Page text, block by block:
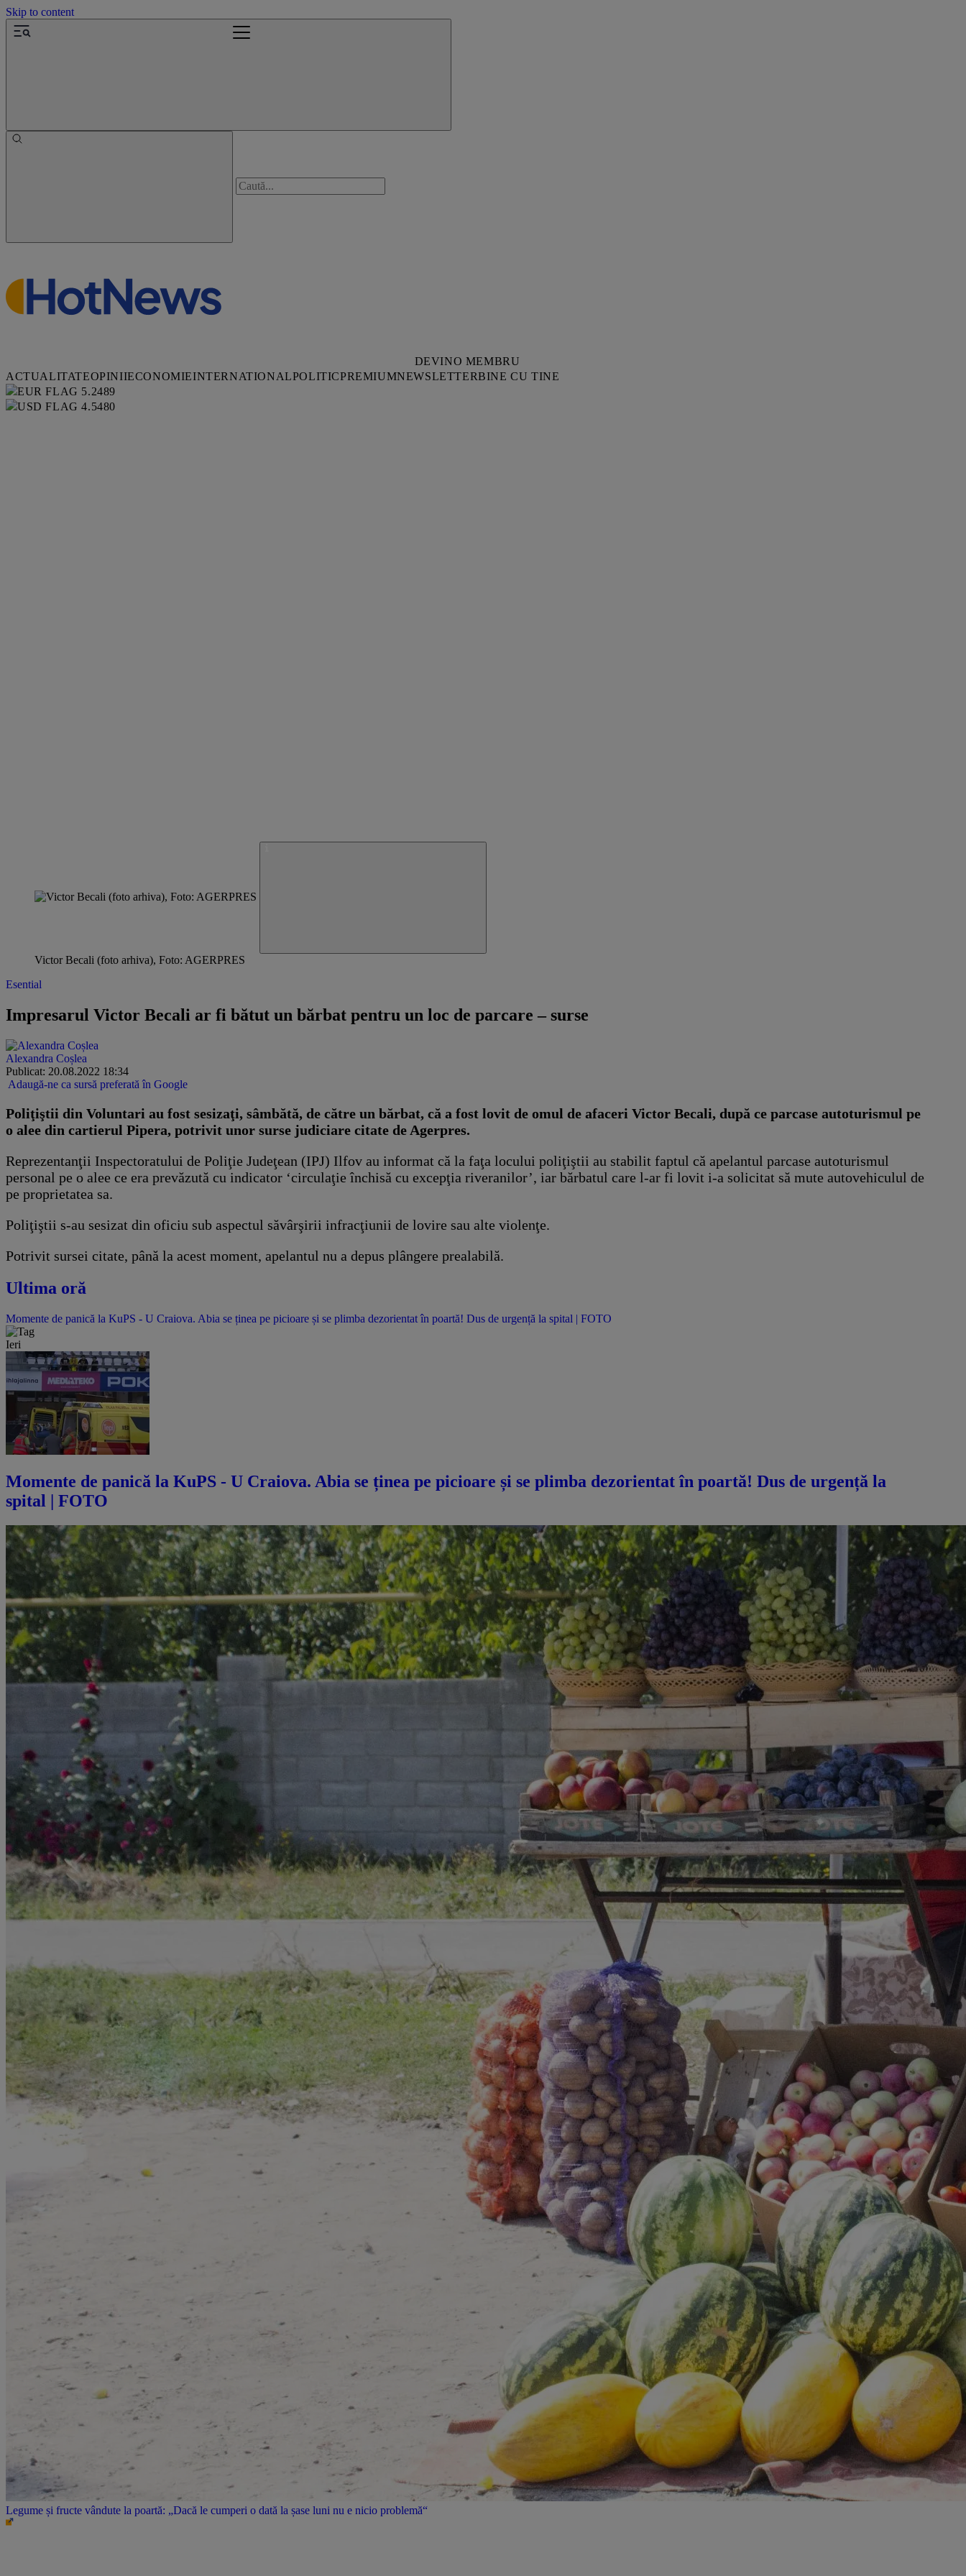
Skip to content
DEVINO MEMBRU
ACTUALITATEOPINIIECONOMIEINTERNATIONALPOLITICPREMIUMNEWSLETTERBINE CU TINE
5.2489
4.5480
Victor Becali (foto arhiva), Foto: AGERPRES
Esential
Impresarul ​Victor Becali ar fi bătut un bărbat pentru un loc de parcare – surse
Alexandra Coșlea
Publicat: 20.08.2022 18:34
Adaugă-ne ca sursă preferată în Google
Poliţiştii din Voluntari au fost sesizaţi, sâmbătă, de către un bărbat, că a fost lovit de omul de afaceri Victor Becali, după ce parcase autoturismul pe
o alee din cartierul Pipera, potrivit unor surse judiciare citate de Agerpres.
Reprezentanţii Inspectoratului de Poliţie Judeţean (IPJ) Ilfov au informat că la faţa locului poliţiştii au stabilit faptul că apelantul parcase autoturismul
personal pe o alee ce era prevăzută cu indicator ‘circulaţie închisă cu excepţia riveranilor’, iar bărbatul care l-ar fi lovit i-a solicitat să mute autovehiculul de
pe proprietatea sa.
Poliţiştii s-au sesizat din oficiu sub aspectul săvârşirii infracţiunii de lovire sau alte violenţe.
Potrivit sursei citate, până la acest moment, apelantul nu a depus plângere prealabilă.
Ultima oră
Momente de panică la KuPS - U Craiova. Abia se ținea pe picioare și se plimba dezorientat în poartă! Dus de urgență la spital | FOTO
Ieri
Momente de panică la KuPS - U Craiova. Abia se ținea pe picioare și se plimba dezorientat în poartă! Dus de urgență la
spital | FOTO
Legume și fructe vândute la poartă: „Dacă le cumperi o dată la șase luni nu e nicio problemă“